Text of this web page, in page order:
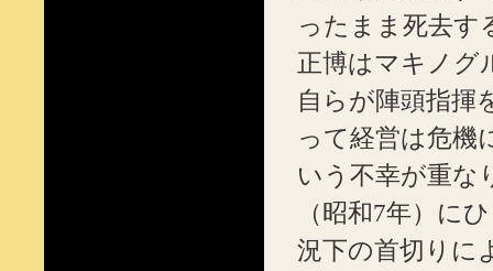
ったまま死去す
正博はマキノグ
自らが陣頭指揮
って経営は危機
いう不幸が重な
（昭和7年）に
況下の首切りに